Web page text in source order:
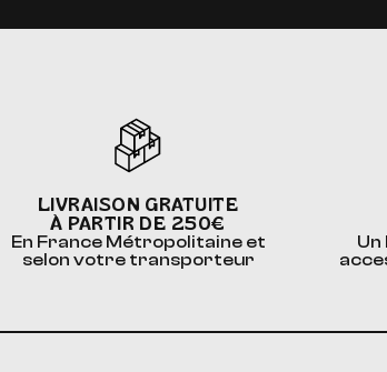
LIVRAISON GRATUITE
À PARTIR DE 250€
En France Métropolitaine et
selon votre transporteur